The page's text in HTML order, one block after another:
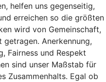
helfen uns gegenseitig,
erreichen so die größten
wird von Gemeinschaft,
Anerkennung,
Fairness und Respekt
sind unser Maßstab für
Zusammenhalts. Egal ob